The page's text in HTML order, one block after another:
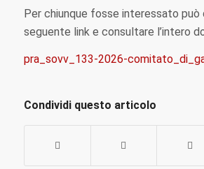
Per chiunque fosse interessato può
seguente link e consultare l’intero
pra_sovv_133-2026-
Condividi questo articolo